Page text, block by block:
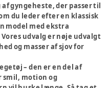
gyngeheste, der passer til
du leder efter en klassisk
model med ekstra
udvalg er nøje udvalgt
og masser af sjov for
– den er en del af
smil, motion og